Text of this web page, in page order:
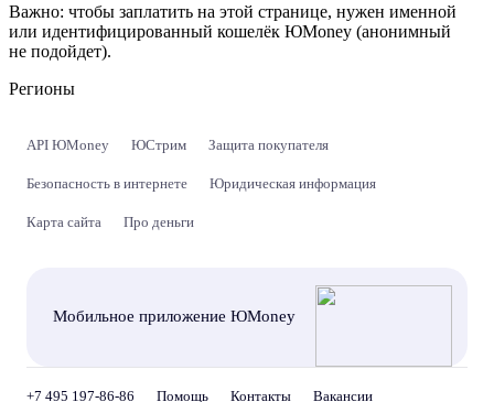
Важно: чтобы заплатить на этой странице, нужен именной
или идентифицированный кошелёк ЮMoney (анонимный
не подойдет).
Регионы
API ЮMoney ЮСтрим Защита покупателя
Безопасность в интернете Юридическая информация
Карта сайта Про деньги
Мобильное приложение ЮMoney
+7 495 197-86-86 Помощь Контакты Вакансии